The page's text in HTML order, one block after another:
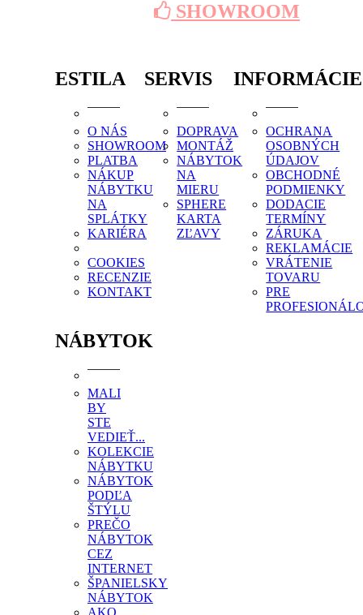
SHOWROOM
ESTILA
O NÁS
SHOWROOM
PLATBA
NÁKUP
NÁBYTKU
NA
SPLÁTKY
KARIÉRA
COOKIES
RECENZIE
KONTAKT
SERVIS
DOPRAVA
MONTÁŽ
NÁBYTOK
NA
MIERU
SPHERE
KARTA
ZĽAVY
INFORMÁCIE
OCHRANA
OSOBNÝCH
ÚDAJOV
OBCHODNÉ
PODMIENKY
DODACIE
TERMÍNY
ZÁRUKA
REKLAMÁCIE
VRÁTENIE
TOVARU
PRE
NÁBYTOK
MALI
BY
STE
VEDIEŤ...
KOLEKCIE
NÁBYTKU
NÁBYTOK
PODĽA
ŠTÝLU
PREČO
NÁBYTOK
CEZ
INTERNET
ŠPANIELSKY
NÁBYTOK
AKO